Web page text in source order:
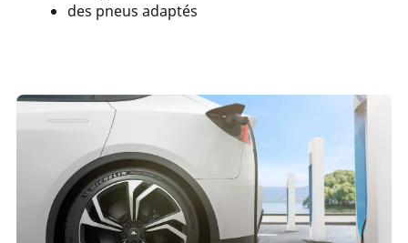
des pneus adaptés